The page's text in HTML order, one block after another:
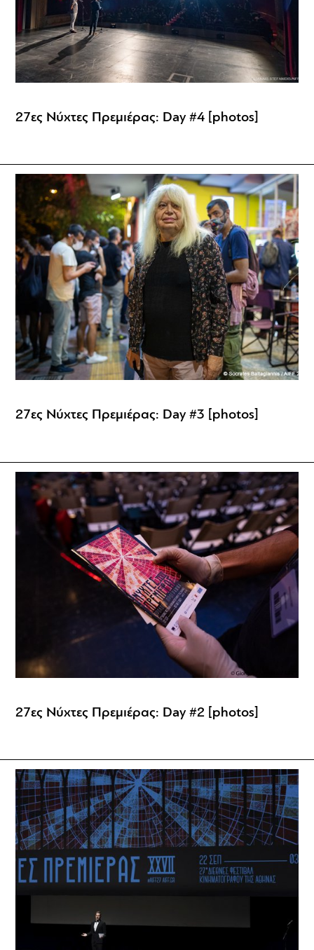
27ες Νύχτες Πρεμιέρας: Day #4 [photos]
27ες Νύχτες Πρεμιέρας: Day #3 [photos]
27ες Νύχτες Πρεμιέρας: Day #2 [photos]